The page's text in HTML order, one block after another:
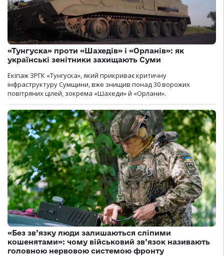
«Тунгуска» проти «Шахедів» і «Орланів»: як
українські зенітники захищають Суми
Екіпаж ЗРГК «Тунгуска», який прикриває критичну
інфраструктуру Сумщини, вже знищив понад 30 ворожих
повітряних цілей, зокрема «Шахеди» й «Орлани».
«Без зв’язку люди залишаються сліпими
кошенятами»: чому військовий зв’язок називають
головною нервовою системою фронту